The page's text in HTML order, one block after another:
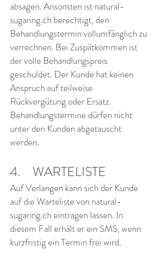
absagen. Ansonsten ist natural-
sugaring.ch berechtigt, den
Behandlungstermin vollumfänglich zu
verrechnen. Bei Zuspätkommen ist
der volle Behandlungspreis
geschuldet. Der Kunde hat keinen
Anspruch auf teilweise
Rückvergütung oder Ersatz.
Behandlungstermine dürfen nicht
unter den Kunden abgetauscht
werden.
4. WARTELISTE
Auf Verlangen kann sich der Kunde
auf die Warteliste von natural-
sugaring.ch eintragen lassen. In
diesem Fall erhält er ein SMS, wenn
kurzfristig ein Termin frei wird.